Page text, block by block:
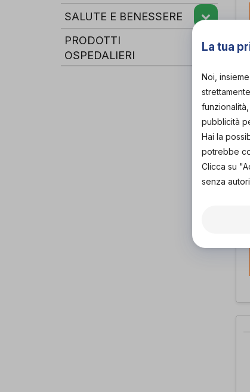
SALUTE E BENESSERE
PRODOTTI
OSPEDALIERI
La tua
Noi,
pubblicità
Hai la
potrebbe
Clicca su
senza